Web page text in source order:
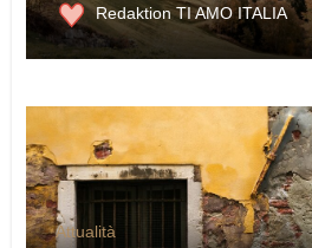
Redaktion TI AMO ITALIA
Attualità